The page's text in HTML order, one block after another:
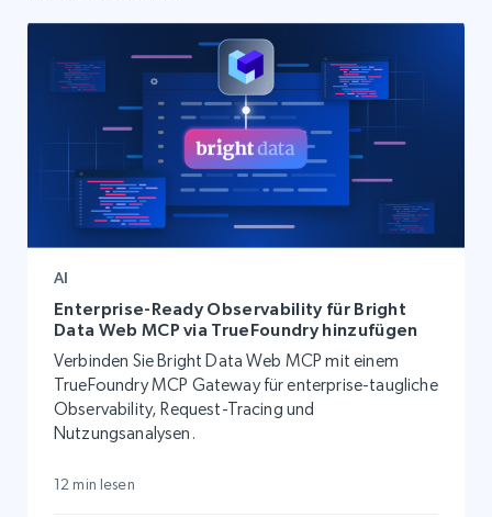
AI
Enterprise-Ready Observability für Bright
Data Web MCP via TrueFoundry hinzufügen
Verbinden Sie Bright Data Web MCP mit einem
TrueFoundry MCP Gateway für enterprise-taugliche
Observability, Request-Tracing und
Nutzungsanalysen.
12 min lesen